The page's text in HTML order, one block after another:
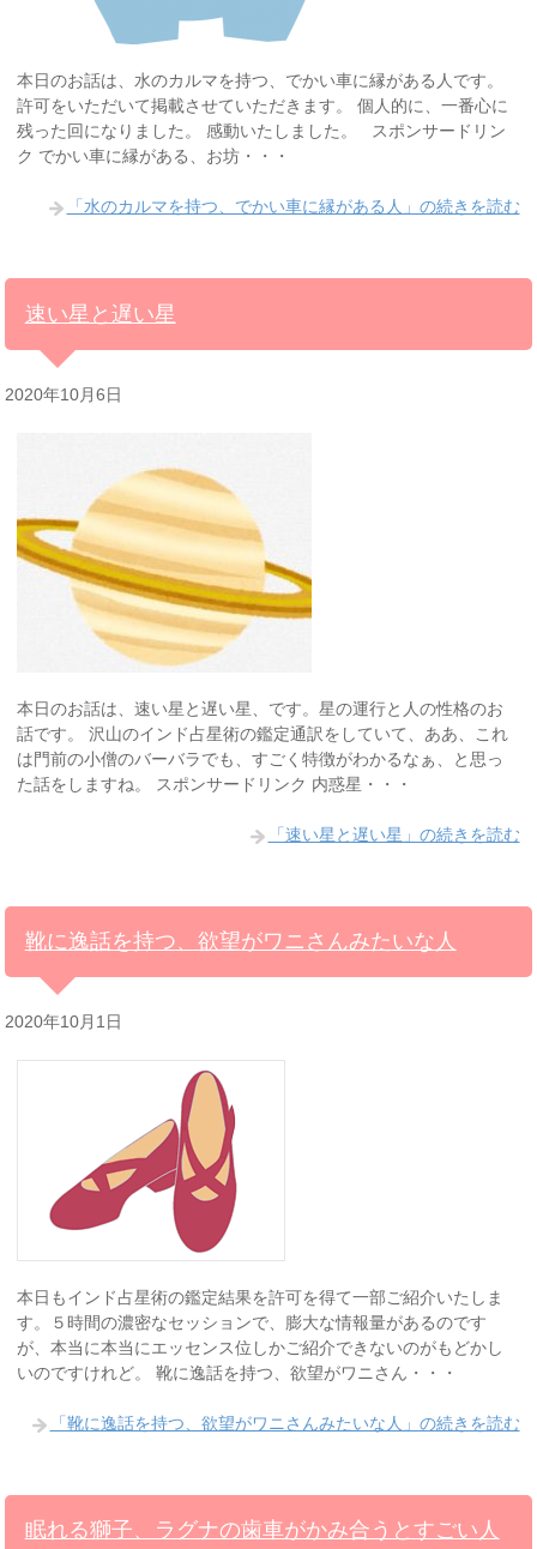
本日のお話は、水のカルマを持つ、でかい車に縁がある人です。
許可をいただいて掲載させていただきます。 個人的に、一番心に
残った回になりました。 感動いたしました。 スポンサードリン
ク でかい車に縁がある、お坊・・・
「水のカルマを持つ、でかい車に縁がある人」の続きを読む
速い星と遅い星
2020年10月6日
本日のお話は、速い星と遅い星、です。星の運行と人の性格のお
話です。 沢山のインド占星術の鑑定通訳をしていて、ああ、これ
は門前の小僧のバーバラでも、すごく特徴がわかるなぁ、と思っ
た話をしますね。 スポンサードリンク 内惑星・・・
「速い星と遅い星」の続きを読む
靴に逸話を持つ、欲望がワニさんみたいな人
2020年10月1日
本日もインド占星術の鑑定結果を許可を得て一部ご紹介いたしま
す。５時間の濃密なセッションで、膨大な情報量があるのです
が、本当に本当にエッセンス位しかご紹介できないのがもどかし
いのですけれど。 靴に逸話を持つ、欲望がワニさん・・・
「靴に逸話を持つ、欲望がワニさんみたいな人」の続きを読む
眠れる獅子、ラグナの歯車がかみ合うとすごい人